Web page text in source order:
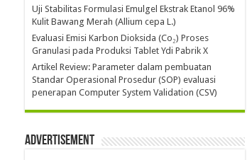
Uji Stabilitas Formulasi Emulgel Ekstrak Etanol 96%
Kulit Bawang Merah (Allium cepa L.)
Evaluasi Emisi Karbon Dioksida (Co₂) Proses
Granulasi pada Produksi Tablet Ydi Pabrik X
Artikel Review: Parameter dalam pembuatan
Standar Operasional Prosedur (SOP) evaluasi
penerapan Computer System Validation (CSV)
Advertisement